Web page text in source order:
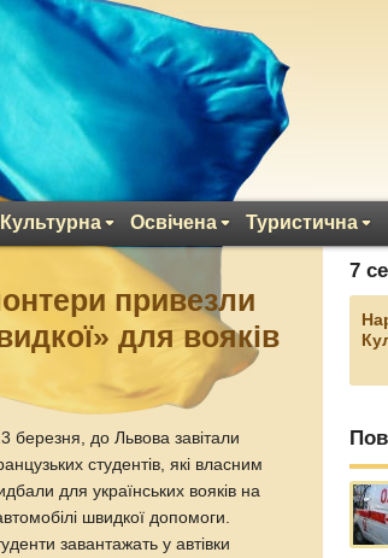
Культурна Освічена Туристична
привезли
для вояків
березня, до Львова завітали
студентів, які власним
для українських вояків на
швидкої допомоги.
завантажать у автівки
7